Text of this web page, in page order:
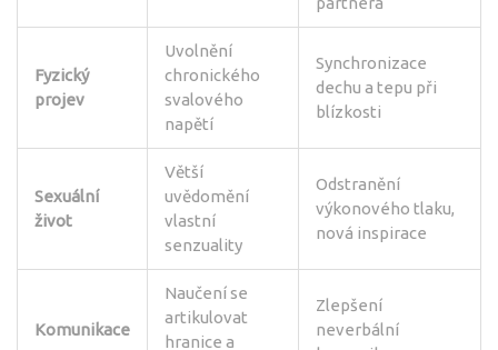
Fyzický
projev
Uvolnění
chronického
svalového
napětí
Synchronizace
dechu a tepu při
blízkosti
Sexuální
život
Větší
uvědomění
vlastní
senzuality
Odstranění
výkonového tlaku,
nová inspirace
Komunikace
Naučení se
artikulovat
hranice a
Zlepšení
neverbální